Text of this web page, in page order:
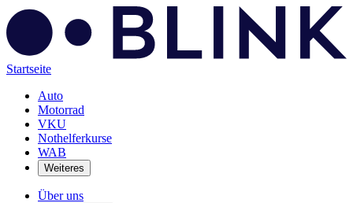
Startseite
Auto
Motorrad
VKU
Nothelferkurse
WAB
Weiteres
Über uns